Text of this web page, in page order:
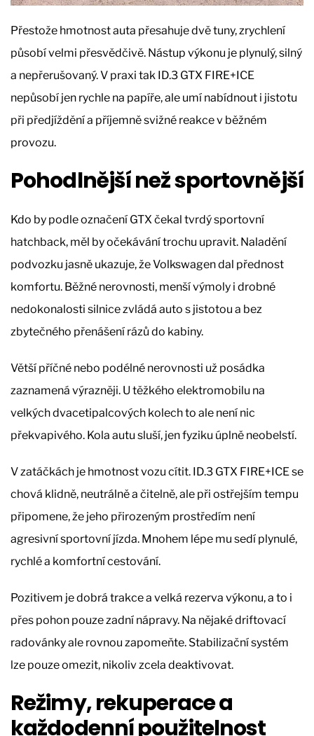
Přestože hmotnost auta přesahuje dvě tuny, zrychlení
působí velmi přesvědčivě. Nástup výkonu je plynulý, silný
a nepřerušovaný. V praxi tak ID.3 GTX FIRE+ICE
nepůsobí jen rychle na papíře, ale umí nabídnout i jistotu
při předjíždění a příjemně svižné reakce v běžném
provozu.
Pohodlnější než sportovnější
Kdo by podle označení GTX čekal tvrdý sportovní
hatchback, měl by očekávání trochu upravit. Naladění
podvozku jasně ukazuje, že Volkswagen dal přednost
komfortu. Běžné nerovnosti, menší výmoly i drobné
nedokonalosti silnice zvládá auto s jistotou a bez
zbytečného přenášení rázů do kabiny.
Větší příčné nebo podélné nerovnosti už posádka
zaznamená výrazněji. U těžkého elektromobilu na
velkých dvacetipalcových kolech to ale není nic
překvapivého. Kola autu sluší, jen fyziku úplně neobelstí.
V zatáčkách je hmotnost vozu cítit. ID.3 GTX FIRE+ICE se
chová klidně, neutrálně a čitelně, ale při ostřejším tempu
připomene, že jeho přirozeným prostředím není
agresivní sportovní jízda. Mnohem lépe mu sedí plynulé,
rychlé a komfortní cestování.
Pozitivem je dobrá trakce a velká rezerva výkonu, a to i
přes pohon pouze zadní nápravy. Na nějaké driftovací
radovánky ale rovnou zapomeňte. Stabilizační systém
lze pouze omezit, nikoliv zcela deaktivovat.
Režimy, rekuperace a
každodenní použitelnost